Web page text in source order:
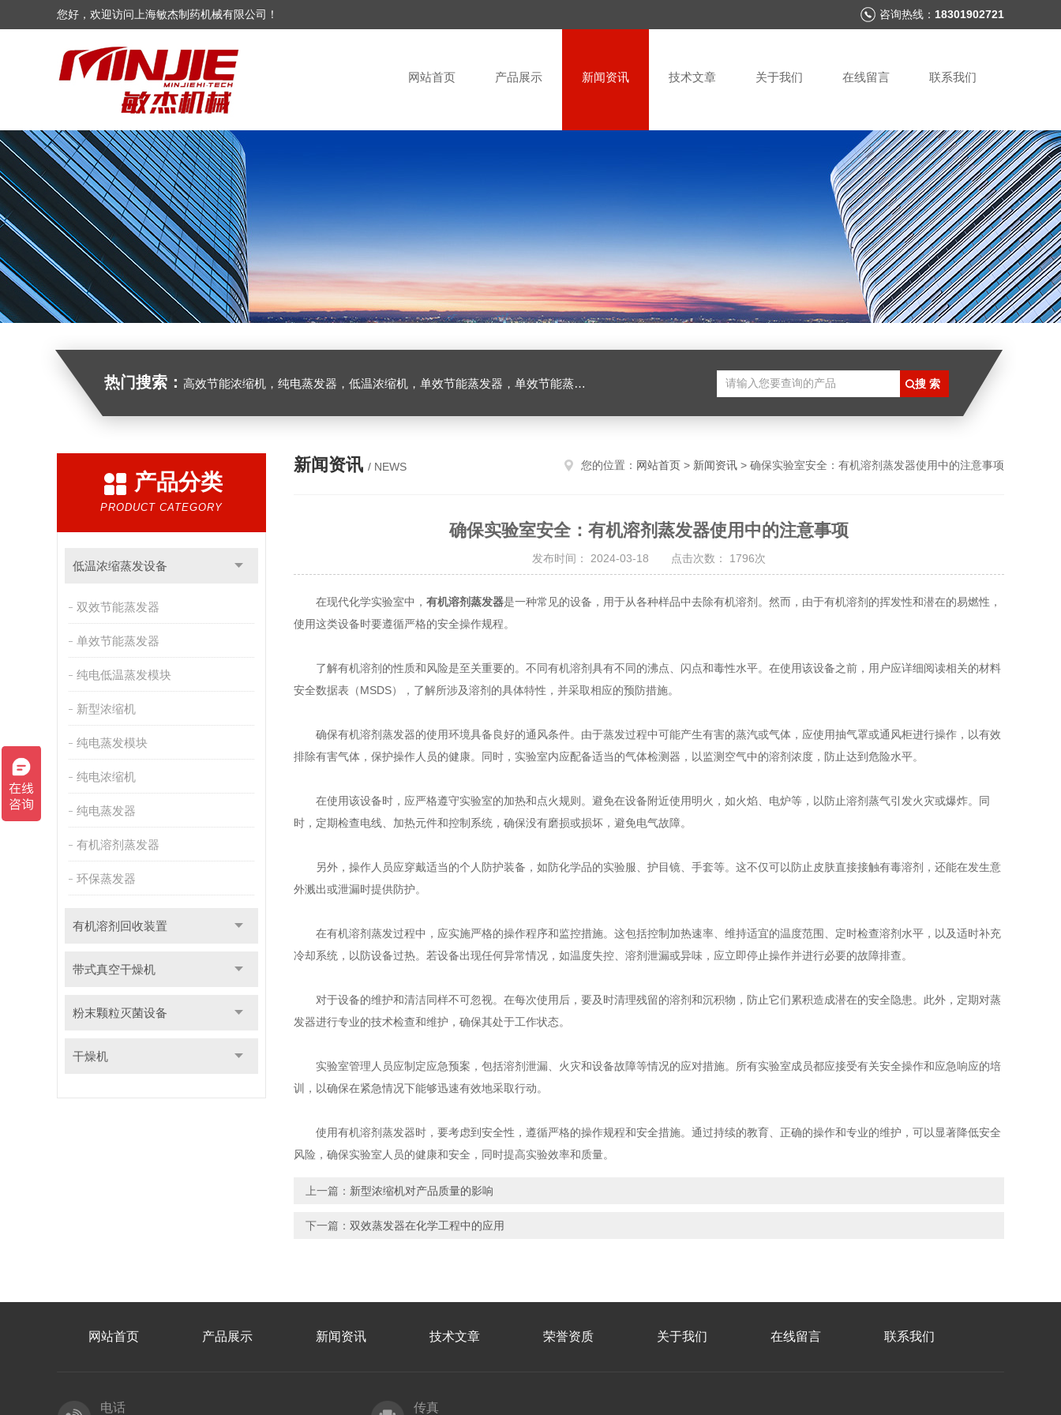
您好，欢迎访问上海敏杰制药机械有限公司！ 咨询热线： 18301902721
网站首页 产品展示 新闻资讯 技术文章 关于我们 在线留言 联系我们
热门搜索： 高效节能浓缩机，纯电蒸发器，低温浓缩机，单效节能蒸发器，单效节能蒸发器
产品分类
PRODUCT CATEGORY
低温浓缩蒸发设备
双效节能蒸发器
单效节能蒸发器
纯电低温蒸发模块
新型浓缩机
纯电蒸发模块
纯电浓缩机
纯电蒸发器
有机溶剂蒸发器
环保蒸发器
有机溶剂回收装置
带式真空干燥机
粉末颗粒灭菌设备
干燥机
新闻资讯 / NEWS 您的位置： 网站首页 > 新闻资讯 > 确保实验室安全：有机溶剂蒸发器使用中的注意事项
确保实验室安全：有机溶剂蒸发器使用中的注意事项
发布时间： 2024-03-18 点击次数： 1796次
在现代化学实验室中， 有机溶剂蒸发器是一种常见的设备，用于从各种样品中去除有机溶剂。然而，由于有机溶剂的挥发性和潜在的易燃性，
使用这类设备时要遵循严格的安全操作规程。
了解有机溶剂的性质和风险是至关重要的。不同有机溶剂具有不同的沸点、闪点和毒性水平。在使用该设备之前，用户应详细阅读相关的材料
安全数据表（MSDS），了解所涉及溶剂的具体特性，并采取相应的预防措施。
确保有机溶剂蒸发器的使用环境具备良好的通风条件。由于蒸发过程中可能产生有害的蒸汽或气体，应使用抽气罩或通风柜进行操作，以有效
排除有害气体，保护操作人员的健康。同时，实验室内应配备适当的气体检测器，以监测空气中的溶剂浓度，防止达到危险水平。
在使用该设备时，应严格遵守实验室的加热和点火规则。避免在设备附近使用明火，如火焰、电炉等，以防止溶剂蒸气引发火灾或爆炸。同
时，定期检查电线、加热元件和控制系统，确保没有磨损或损坏，避免电气故障。
另外，操作人员应穿戴适当的个人防护装备，如防化学品的实验服、护目镜、手套等。这不仅可以防止皮肤直接接触有毒溶剂，还能在发生意
外溅出或泄漏时提供防护。
在有机溶剂蒸发过程中，应实施严格的操作程序和监控措施。这包括控制加热速率、维持适宜的温度范围、定时检查溶剂水平，以及适时补充
冷却系统，以防设备过热。若设备出现任何异常情况，如温度失控、溶剂泄漏或异味，应立即停止操作并进行必要的故障排查。
对于设备的维护和清洁同样不可忽视。在每次使用后，要及时清理残留的溶剂和沉积物，防止它们累积造成潜在的安全隐患。此外，定期对蒸
发器进行专业的技术检查和维护，确保其处于工作状态。
实验室管理人员应制定应急预案，包括溶剂泄漏、火灾和设备故障等情况的应对措施。所有实验室成员都应接受有关安全操作和应急响应的培
训，以确保在紧急情况下能够迅速有效地采取行动。
使用有机溶剂蒸发器时，要考虑到安全性，遵循严格的操作规程和安全措施。通过持续的教育、正确的操作和专业的维护，可以显著降低安全
风险，确保实验室人员的健康和安全，同时提高实验效率和质量。
上一篇： 新型浓缩机对产品质量的影响
下一篇： 双效蒸发器在化学工程中的应用
网站首页 产品展示 新闻资讯 技术文章 荣誉资质 关于我们 在线留言 联系我们
电话 传真